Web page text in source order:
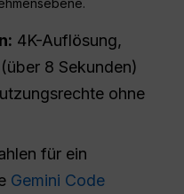
4K-Auflösung,
8 Sekunden)
ohne
für ein
Gemini Code